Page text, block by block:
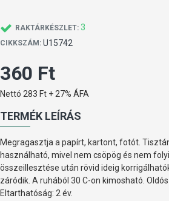
RAKTÁRKÉSZLET: 3
CIKKSZÁM: U15742
360 Ft
Nettó 283 Ft + 27% ÁFA
TERMÉK LEÍRÁS
Megragasztja a papírt, kartont, fotót.
használható, mivel nem csöpög és nem
összeillesztése után rövid ideig
záródik. A ruhából 30 C-on kimosható.
Eltarthatóság: 2 év.